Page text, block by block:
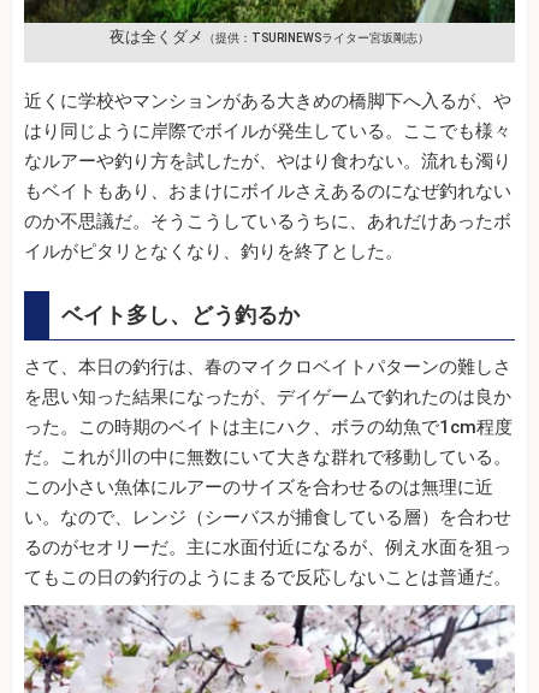
夜は全くダメ （提供：TSURINEWSライター宮坂剛志）
近くに学校やマンションがある大きめの橋脚下へ入るが、や
はり同じように岸際でボイルが発生している。ここでも様々
なルアーや釣り方を試したが、やはり食わない。流れも濁り
もベイトもあり、おまけにボイルさえあるのになぜ釣れない
のか不思議だ。そうこうしているうちに、あれだけあったボ
イルがピタリとなくなり、釣りを終了とした。
ベイト多し、どう釣るか
さて、本日の釣行は、春のマイクロベイトパターンの難しさ
を思い知った結果になったが、デイゲームで釣れたのは良か
った。この時期のベイトは主にハク、ボラの幼魚で1cm程度
だ。これが川の中に無数にいて大きな群れで移動している。
この小さい魚体にルアーのサイズを合わせるのは無理に近
い。なので、レンジ（シーバスが捕食している層）を合わせ
るのがセオリーだ。主に水面付近になるが、例え水面を狙っ
てもこの日の釣行のようにまるで反応しないことは普通だ。